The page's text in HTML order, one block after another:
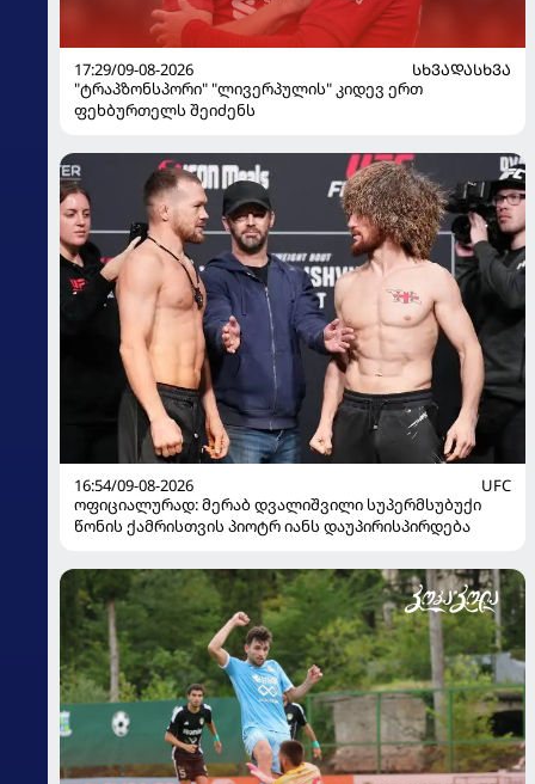
17:29/09-08-2026
ᲡᲮᲕᲐᲓᲐᲡᲮᲕᲐ
"ტრაპზონსპორი" "ლივერპულის" კიდევ ერთ
ფეხბურთელს შეიძენს
16:54/09-08-2026
UFC
ოფიციალურად: მერაბ დვალიშვილი სუპერმსუბუქი
წონის ქამრისთვის პიოტრ იანს დაუპირისპირდება